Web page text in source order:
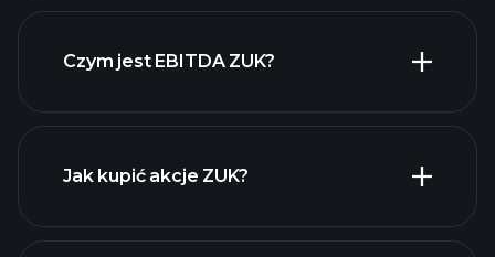
Czym jest EBITDA ZUK?
Jak kupić akcje ZUK?